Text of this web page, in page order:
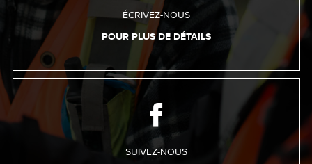
ÉCRIVEZ-NOUS
POUR PLUS DE DÉTAILS
SUIVEZ-NOUS